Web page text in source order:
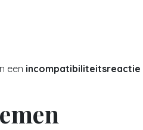
een incompatibiliteitsreactie